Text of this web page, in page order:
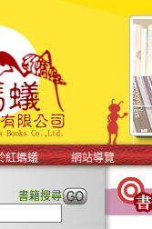
紅螞蟻 網站導覽
書籍搜尋